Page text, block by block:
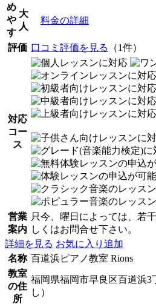
め
や
す
大
人
料金の詳細
評価 口コミ評価を見る （1件）
対応
コー
ス
営業
案内
只今、曜日によっては、若
しくはお問合せ下さい。
詳細を見る お気に入り追加
名称 百道浜ピアノ教室 Rions
教室
の住
所
福岡県福岡市早良区百道浜3
し）